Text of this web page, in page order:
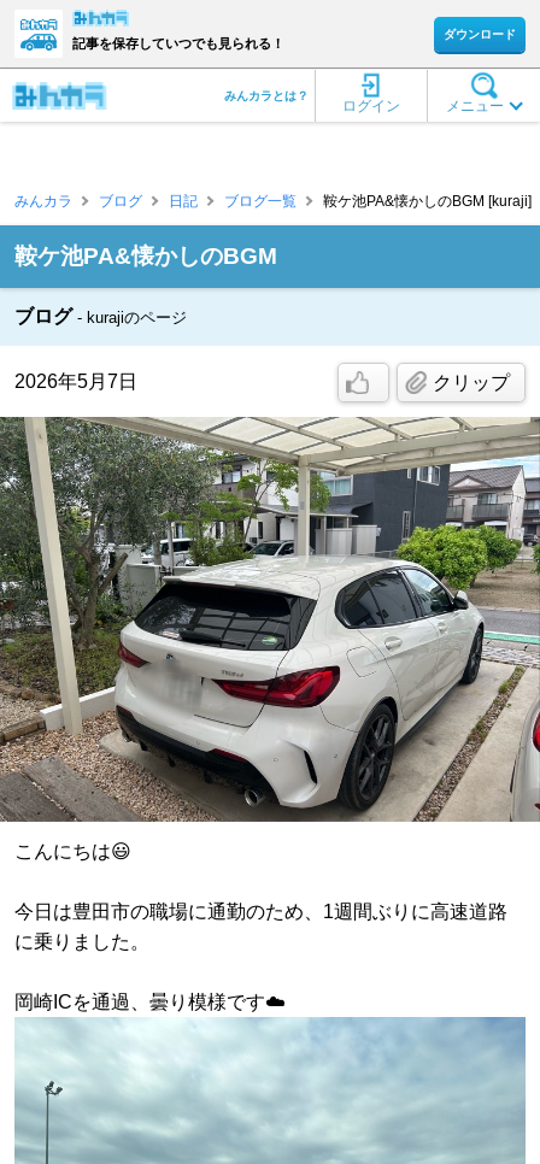
記事を保存していつでも見られる！
ダウンロード
メニュー
ログイン
みんカラとは？
みんカラ ブログ 日記 ブログ一覧 鞍ケ池PA&懐かしのBGM [kuraji]
鞍ケ池PA&懐かしのBGM
ブログ kurajiのページ
2026年5月7日 クリップ
こんにちは😃
今日は豊田市の職場に通勤のため、1週間ぶりに高速道路
に乗りました。
岡崎ICを通過、曇り模様です☁️